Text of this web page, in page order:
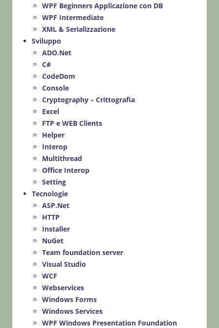
WPF Beginners Applicazione con DB
WPF Intermediate
XML & Serializzazione
Sviluppo
ADO.Net
C#
CodeDom
Console
Cryptography – Crittografia
Excel
FTP e WEB Clients
Helper
Interop
Multithread
Office Interop
Setting
Tecnologie
ASP.Net
HTTP
Installer
NuGet
Team foundation server
Visual Studio
WCF
Webservices
Windows Forms
Windows Services
WPF Windows Presentation Foundation